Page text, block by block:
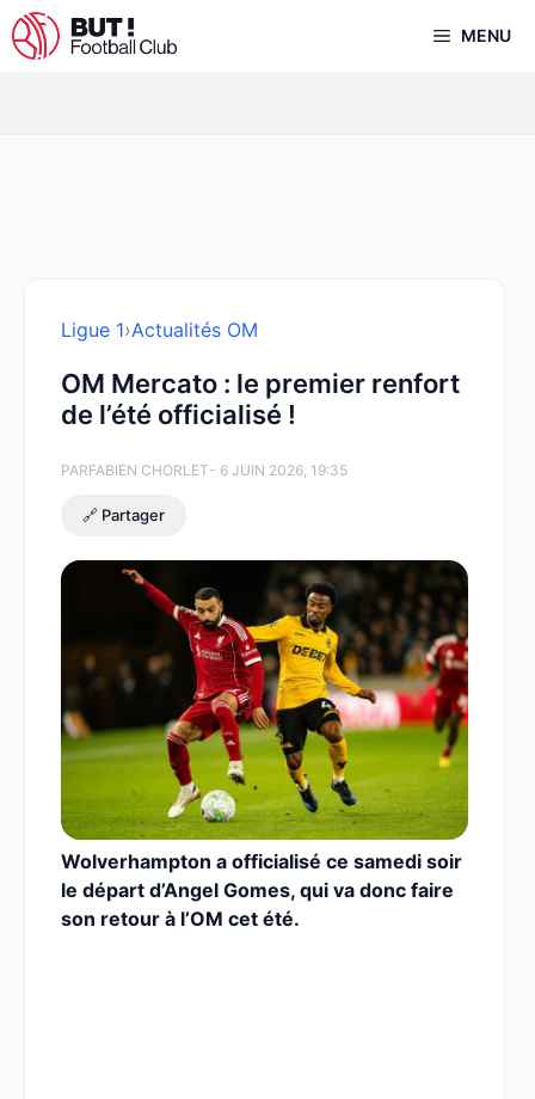
Aller
au
MENU
Ligue 1›Actualités OM
OM Mercato : le premier renfort
de l’été officialisé !
PARFABIEN CHORLET- 6 JUIN 2026, 19:35
🔗 Partager
Wolverhampton a officialisé ce samedi soir
le départ d’Angel Gomes, qui va donc faire
son retour à l’OM cet été.